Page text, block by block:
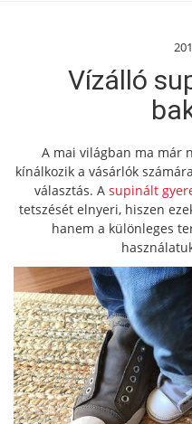
Vízálló
A mai világban ma már
kínálkozik a vásárlók
választás. A supinált
tetszését elnyeri, hiszen
hanem a különleges